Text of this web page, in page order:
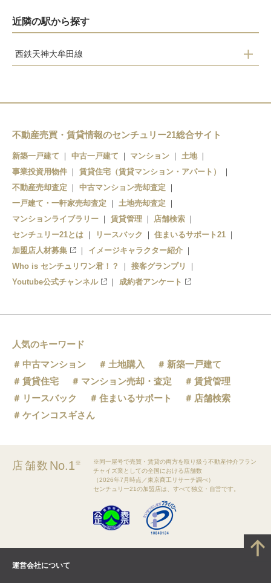
近隣の駅から探す
西鉄天神大牟田線
西鉄銀水
大牟田
不動産売買・賃貸情報のセンチュリー21総合サイト
新築一戸建て 中古一戸建て マンション
土地
事業投資用物件
賃貸住宅（賃貸マンション・アパート）
不動産売却査定
中古マンション売却査定
一戸建て・一軒家売却査定
土地売却査定
マンションライブラリー
賃貸管理
店舗検索
センチュリー21とは
リースバック
住まいるサポート21
加盟店人材募集
イメージキャラクター紹介
Who is センチュリワン君！？
接客グランプリ
Youtube公式チャンネル
成約者アンケート
人気のキーワード
中古マンション
土地購入
新築一戸建て
賃貸住宅
マンション売却・査定
賃貸管理
リースバック
住まいるサポート
店舗検索
ケインコスギさん
店舗数 No.1※
※同一屋号で売買・賃貸の両方を取り扱う不動産仲介フラン
チャイズ業としての全国における店舗数
（2026年7月時点／東京商工リサーチ調べ）
センチュリー21の加盟店は、すべて独立・自営です。
運営会社について